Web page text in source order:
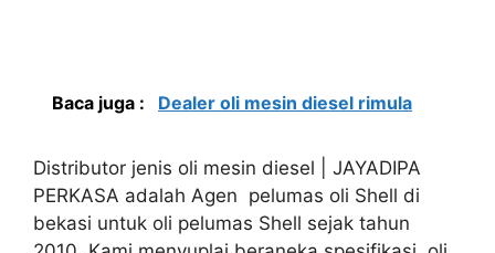
Baca juga : Dealer oli mesin diesel rimula
Distributor jenis oli mesin diesel | JAYADIPA
PERKASA adalah Agen pelumas oli Shell di
bekasi untuk oli pelumas Shell sejak tahun